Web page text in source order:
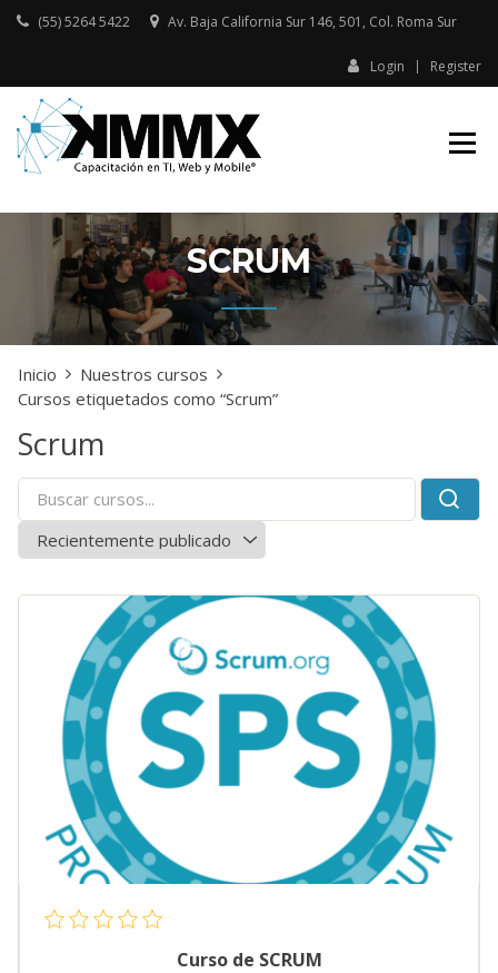
Skip
(55) 5264 5422 Av. Baja California Sur 146, 501, Col. Roma Sur​
Login Register
CAPACITACIÓN
SCRUM
Inicio
Nuestros cursos
Cursos etiquetados como “Scrum”
Scrum
Curso de SCRUM